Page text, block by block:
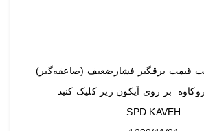
قیمت برقگیر فشارضعیف (صاعقه‌گیر)
SPD KAVEH